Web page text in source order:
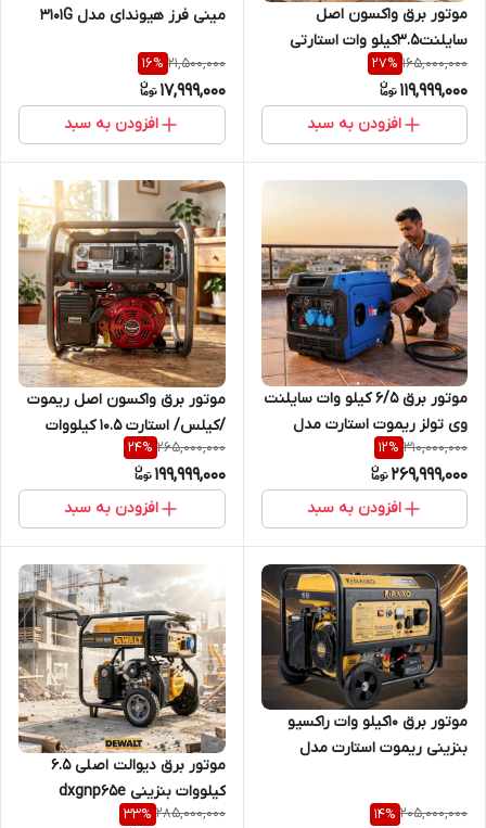
موتور برق واکسون اصل
سایلنت3.5کیلو وات استارتی
مدل VK12500ISE
165,000,000
27%
119,999,000
افزودن به سبد
مینی فرز هیوندای مدل 3101G
21,500,000
16%
17,999,000
افزودن به سبد
موتور برق ۶/۵ کیلو وات سایلنت
وی تولز ریموت استارت مدل
VG7000ISR
310,000,000
12%
269,999,000
افزودن به سبد
موتور برق واکسون اصل ریموت
/کیلس/ استارت 10.5 کیلووات
مدل KM22000E2R
265,000,000
24%
199,999,000
افزودن به سبد
موتور برق 10کیلو وات راکسیو
بنزینی ریموت استارت مدل
205,000,000
14%
موتور برق دیوالت اصلی ۶.۵
کیلووات بنزینی dxgnp65e
285,000,000
33%